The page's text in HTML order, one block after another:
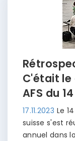
C'était le
AFS du
17.11.2023 Le
suisse s'est
annuel dans